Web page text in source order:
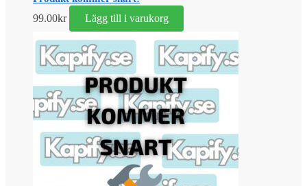
99.00kr Lägg till i varukorg